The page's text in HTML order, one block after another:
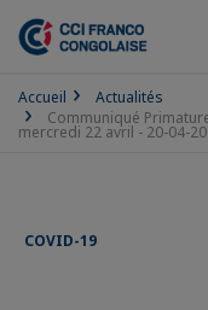
Accueil
Actualités
Communiqué
mercredi 22 avril - 20-04-20
COVID-19